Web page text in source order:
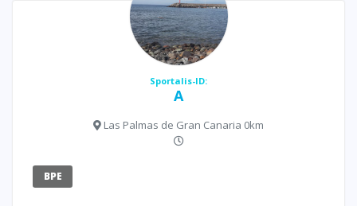
Sportalis-ID:
A
Las Palmas de Gran Canaria 0km
BPE